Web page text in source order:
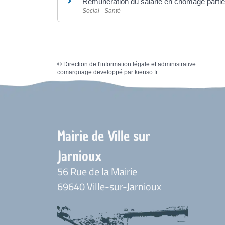
Social - Santé
© Direction de l'information légale et administrative
comarquage developpé par kienso.fr
Mairie de Ville sur
Jarnioux
56 Rue de la Mairie
69640 Ville-sur-Jarnioux